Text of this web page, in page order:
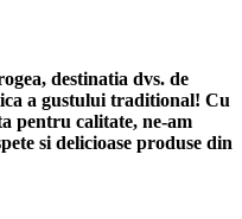
destinatia dvs. de
a gustului traditional! Cu
pentru calitate, ne-am
si delicioase produse din